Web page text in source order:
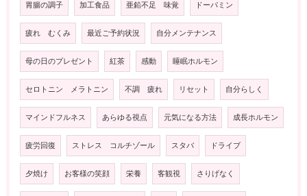
胃腸の調子 加工食品 亜鉛不足 味覚 ドーパミン
疲れ むくみ 最近ご予約状況 自分メンテナンス
母の日のプレゼント 紅茶 感動 睡眠ホルモン
セロトニン メラトニン 不調 疲れ リセット 自分らしく
マインドフルネス あらゆる視点 元気になる方法 成長ホルモン
疲労回復 ストレス コルチゾール スタバ ドライブ
夕焼け お客様の笑顔 栄養 客観視 さりげなく